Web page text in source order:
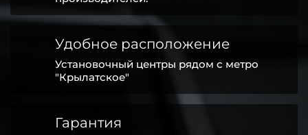
Удобное расположение
Установочный центры рядом с метро
"Крылатское"
Гарантия